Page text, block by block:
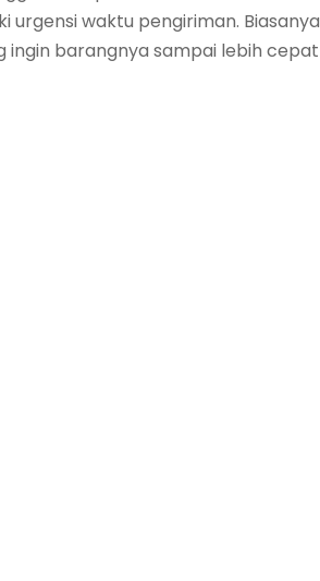
waktu pengiriman. Biasanya
ingin barangnya sampai lebih cepat